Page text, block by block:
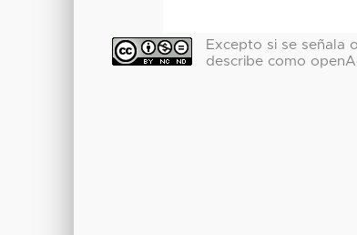
Excepto si se señala
describe como